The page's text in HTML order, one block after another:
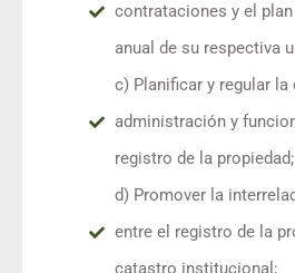
contrataciones y el
anual de su respectiva
c) Planificar y regular la
administración y
registro de la propiedad;
d) Promover la
entre el registro de la
catastro institucional;